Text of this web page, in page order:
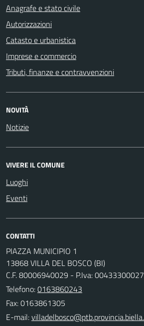
Anagrafe e stato civile
Autorizzazioni
Catasto e urbanistica
Imprese e commercio
Tributi, finanze e contravvenzioni
NOVITÀ
Notizie
VIVERE IL COMUNE
Luoghi
Eventi
CONTATTI
PIAZZA MUNICIPIO 1
13868 VILLA DEL BOSCO (BI)
C.F. 80006940029 - P.Iva: 00433300027
Telefono:0163860243
Fax: 0163861305
E-mail: